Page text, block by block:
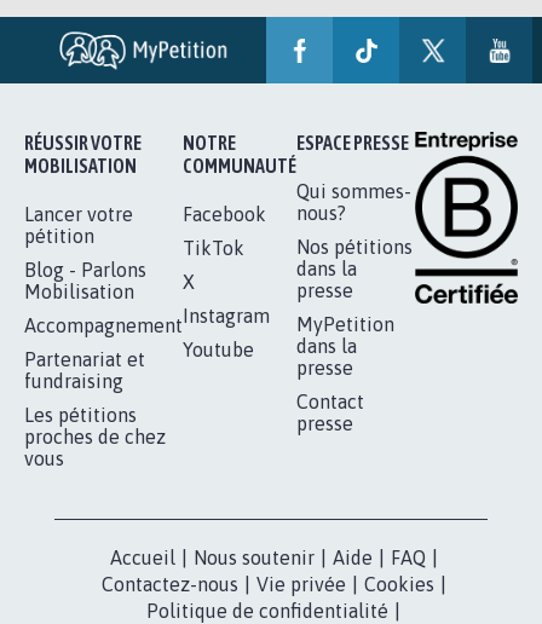
RÉUSSIR VOTRE
MOBILISATION
Lancer votre
pétition
Blog - Parlons
Mobilisation
Accompagnement
Partenariat et
fundraising
Les pétitions
proches de chez
vous
NOTRE
COMMUNAUTÉ
Facebook
TikTok
X
Instagram
Youtube
ESPACE PRESSE
Qui sommes-
nous?
Nos pétitions
dans la
presse
MyPetition
dans la
presse
Contact
presse
Accueil Nous soutenir Aide FAQ
Contactez-nous
Vie privée Cookies
Politique de confidentialité